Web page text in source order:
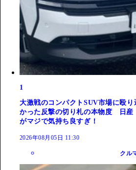
1
大激戦のコンパクトSUV市場に殴
かった反撃の切り札の本物度 日産
がマジで気持ち良すぎ！
2026年08月05日 11:30
クル